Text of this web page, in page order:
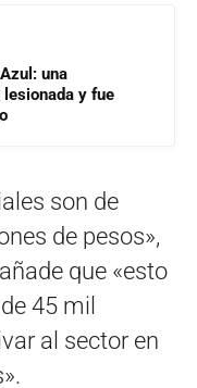
una
y fue
son de
de pesos»,
que «esto
45 mil
al sector en